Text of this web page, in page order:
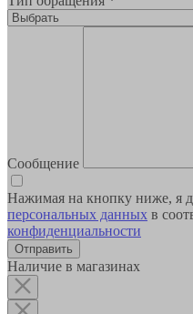
Сообщение
Нажимая на кнопку ниже, я
персональных данных в
конфиденциальности
Наличие в магазинах